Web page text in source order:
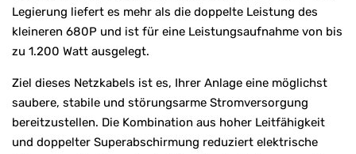
Legierung liefert es mehr als die doppelte Leistung des
kleineren 680P und ist für eine Leistungsaufnahme von bis
zu 1.200 Watt ausgelegt.
Ziel dieses Netzkabels ist es, Ihrer Anlage eine möglichst
saubere, stabile und störungsarme Stromversorgung
bereitzustellen. Die Kombination aus hoher Leitfähigkeit
und doppelter Superabschirmung reduziert elektrische